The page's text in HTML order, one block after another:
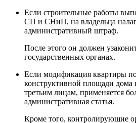
Если строительные работы
СП и СНиП, на владельца
административный штраф.
После этого он должен
государственных органах.
Если модификация квартиры
конструктивной площади
третьим лицам, применяется
административная статья.
Кроме того, контролирующие